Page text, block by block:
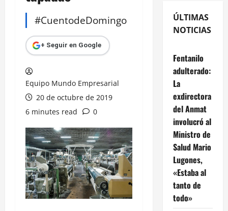
#CuentodeDomingo
+ Seguir en Google
Equipo Mundo Empresarial
20 de octubre de 2019
6 minutes read
0
ÚLTIMAS
NOTICIAS
Fentanilo
adulterado:
La
exdirectora
del Anmat
involucró al
Ministro de
Salud Mario
Lugones,
«Estaba al
tanto de
todo»